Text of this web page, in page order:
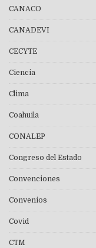
CANACO
CANADEVI
CECYTE
Ciencia
Clima
Coahuila
CONALEP
Congreso del Estado
Convenciones
Convenios
Covid
CTM